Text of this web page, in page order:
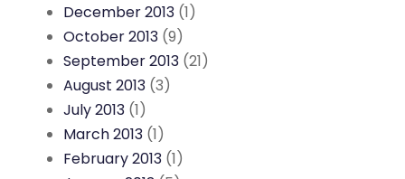
December 2013 (1)
October 2013 (9)
September 2013 (21)
August 2013 (3)
July 2013 (1)
March 2013 (1)
February 2013 (1)